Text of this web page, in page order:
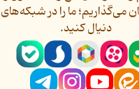
می‌گذاریم؛ ما را در
دنیال کنید.